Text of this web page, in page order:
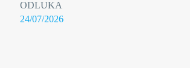
ODLUKA
24/07/2026